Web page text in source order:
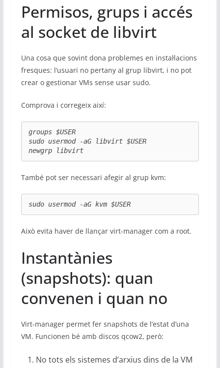
Permisos, grups i accés
al socket de libvirt
Una cosa que sovint dona problemes en instal·lacions
fresques: l’usuari no pertany al grup libvirt, i no pot
crear o gestionar VMs sense usar sudo.
Comprova i corregeix així:
groups $USER
sudo usermod -aG libvirt $USER
newgrp libvirt
També pot ser necessari afegir al grup kvm:
sudo usermod -aG kvm $USER
Això evita haver de llançar virt-manager com a root.
Instantànies
(snapshots): quan
convenen i quan no
Virt-manager permet fer snapshots de l’estat d’una
VM. Funcionen bé amb discos qcow2, però:
No tots els sistemes d’arxius dins de la VM